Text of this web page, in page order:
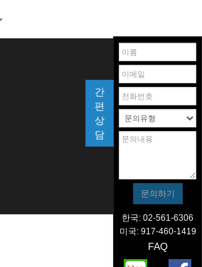
간
편
상
담
한국: 02-561-6306
미국: 917-460-1419
FAQ